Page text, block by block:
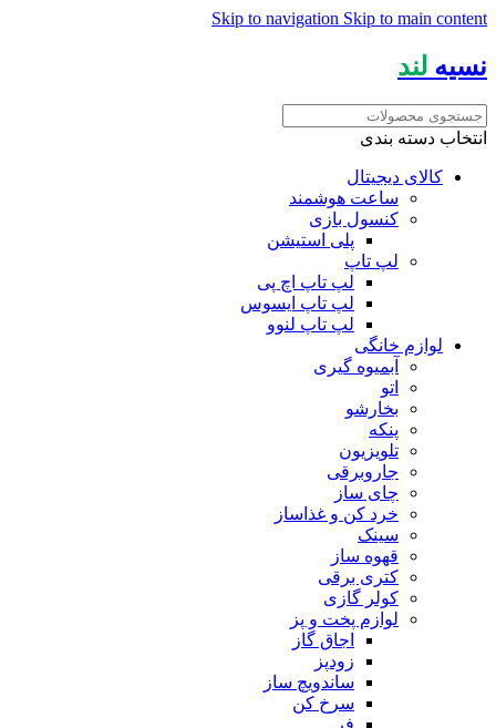
Skip to navigation Skip to main content
نسیه لند
انتخاب دسته بندی
کالای دیجیتال
ساعت هوشمند
کنسول بازی
پلی استیشن
لپ تاپ
لپ تاپ اچ پی
لپ تاپ ایسوس
لپ تاپ لنوو
لوازم خانگی
آبمیوه گیری
اتو
بخارشو
پنکه
تلویزیون
جاروبرقی
چای ساز
خرد کن و غذاساز
سینک
قهوه ساز
کتری برقی
کولر گازی
لوازم پخت و پز
اجاق گاز
زودپز
ساندویچ ساز
سرخ کن
فر